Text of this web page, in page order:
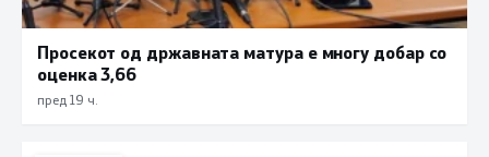
Просекот од државната матура е многу добар со
оценка 3,66
пред 19 ч.